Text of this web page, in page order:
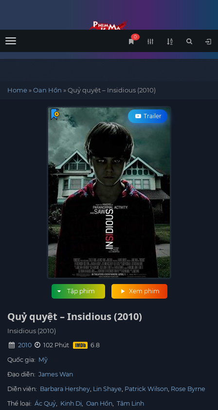
Menu
0
Home»Oan Hồn »Quỷ quyệt – Insidious (2010)
Trailer
Xem phim
Tập phim
Quỷ quyệt – Insidious (2010)
Insidious (2010)
2010
102 Phút
Quốc gia: Mỹ
Đạo diễn: James Wan
Diễn viên: Barbara Hershey Lin Shaye Patrick Wilson Rose Byrne
Thể loại: Ác Quỷ, Kinh Dị, Oan Hồn, Tâm Linh